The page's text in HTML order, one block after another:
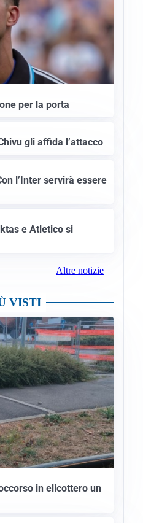
per la porta
gli affida l’attacco
l’Inter servirà essere
e Atletico si
Altre notizie
VISTI
in elicottero un